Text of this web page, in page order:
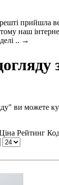
прийшла
наш
.. →
ви можете
Рейтинг